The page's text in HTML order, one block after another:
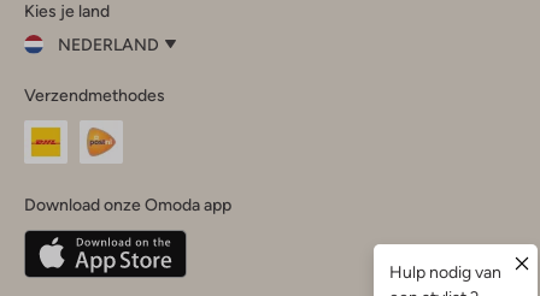
InstagramFacebook
Kies je land
NEDERLAND
je
land
Nederland
Belgique(Français)
Deutschland
Verzendmethodes
Download onze Omoda app